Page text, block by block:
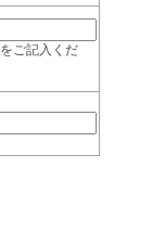
ご記入くだ